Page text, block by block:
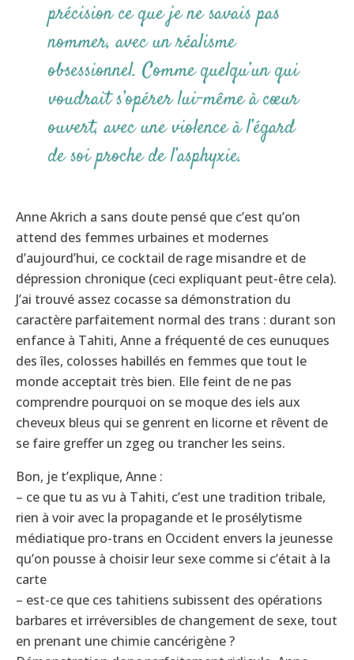
précision ce que je ne savais pas
nommer, avec un réalisme
obsessionnel. Comme quelqu’un qui
voudrait s’opérer lui-même à cœur
ouvert, avec une violence à l’égard
de soi proche de l’asphyxie.
Anne Akrich a sans doute pensé que c’est qu’on
attend des femmes urbaines et modernes
d’aujourd’hui, ce cocktail de rage misandre et de
dépression chronique (ceci expliquant peut-être cela).
J’ai trouvé assez cocasse sa démonstration du
caractère parfaitement normal des trans : durant son
enfance à Tahiti, Anne a fréquenté de ces eunuques
des îles, colosses habillés en femmes que tout le
monde acceptait très bien. Elle feint de ne pas
comprendre pourquoi on se moque des iels aux
cheveux bleus qui se genrent en licorne et rêvent de
se faire greffer un zgeg ou trancher les seins.
Bon, je t’explique, Anne :
– ce que tu as vu à Tahiti, c’est une tradition tribale,
rien à voir avec la propagande et le prosélytisme
médiatique pro-trans en Occident envers la jeunesse
qu’on pousse à choisir leur sexe comme si c’était à la
carte
– est-ce que ces tahitiens subissent des opérations
barbares et irréversibles de changement de sexe, tout
en prenant une chimie cancérigène ?